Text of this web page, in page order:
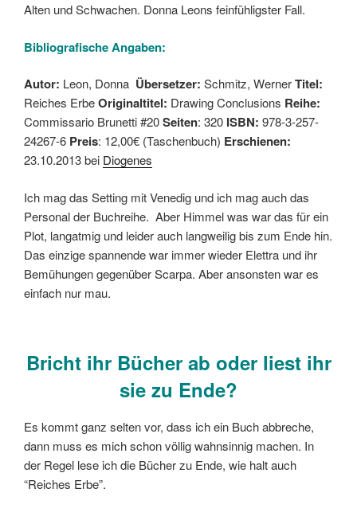
Alten und Schwachen. Donna Leons feinfühligster Fall.
Bibliografische Angaben:
Autor: Leon, Donna Übersetzer: Schmitz, WernerTitel:
Reiches ErbeOriginaltitel: Drawing Conclusions Reihe:
Commissario Brunetti #20Seiten: 320 ISBN: 978-3-257-
24267-6 Preis: 12,00€ (Taschenbuch) Erschienen:
23.10.2013 bei Diogenes
Ich mag das Setting mit Venedig und ich mag auch das
Personal der Buchreihe. Aber Himmel was war das für ein
Plot, langatmig und leider auch langweilig bis zum Ende hin.
Das einzige spannende war immer wieder Elettra und ihr
Bemühungen gegenüber Scarpa. Aber ansonsten war es
einfach nur mau.
Bricht ihr Bücher ab oder liest ihr
sie zu Ende?
Es kommt ganz selten vor, dass ich ein Buch abbreche,
dann muss es mich schon völlig wahnsinnig machen. In
der Regel lese ich die Bücher zu Ende, wie halt auch
“Reiches Erbe”.